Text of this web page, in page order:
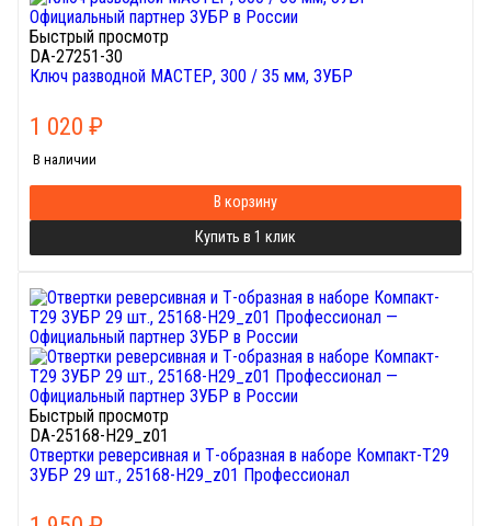
Быстрый просмотр
DA-27251-30
Ключ разводной МАСТЕР, 300 / 35 мм, ЗУБР
1 020 ₽
В наличии
В корзину
Купить в 1 клик
Быстрый просмотр
DA-25168-H29_z01
Отвертки реверсивная и Т-образная в наборе Компакт-Т29
ЗУБР 29 шт., 25168-H29_z01 Профессионал